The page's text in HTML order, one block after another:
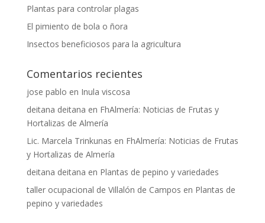
Plantas para controlar plagas
El pimiento de bola o ñora
Insectos beneficiosos para la agricultura
Comentarios recientes
jose pablo en Inula viscosa
deitana deitana en FhAlmería: Noticias de Frutas y
Hortalizas de Almería
Lic. Marcela Trinkunas en FhAlmería: Noticias de Frutas
y Hortalizas de Almería
deitana deitana en Plantas de pepino y variedades
taller ocupacional de Villalón de Campos en Plantas de
pepino y variedades